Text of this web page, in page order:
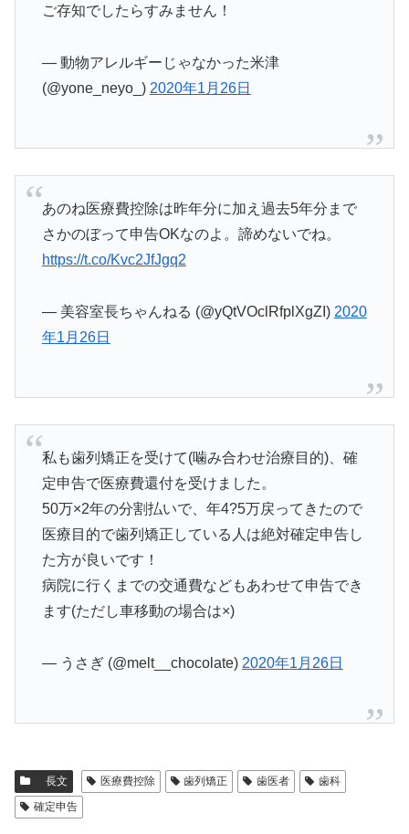
ご存知でしたらすみません！
— 動物アレルギーじゃなかった米津
(@yone_neyo_) 2020年1月26日
あのね医療費控除は昨年分に加え過去5年分まで
さかのぼって申告OKなのよ。諦めないでね。
https://t.co/Kvc2JfJgq2
— 美容室長ちゃんねる (@yQtVOclRfplXgZI) 2020
年1月26日
私も歯列矯正を受けて(噛み合わせ治療目的)、確
定申告で医療費還付を受けました。
50万×2年の分割払いで、年4?5万戻ってきたので
医療目的で歯列矯正している人は絶対確定申告し
た方が良いです！
病院に行くまでの交通費などもあわせて申告でき
ます(ただし車移動の場合は×)
— うさぎ (@melt__chocolate) 2020年1月26日
長文 医療費控除 歯列矯正 歯医者
歯科
確定申告